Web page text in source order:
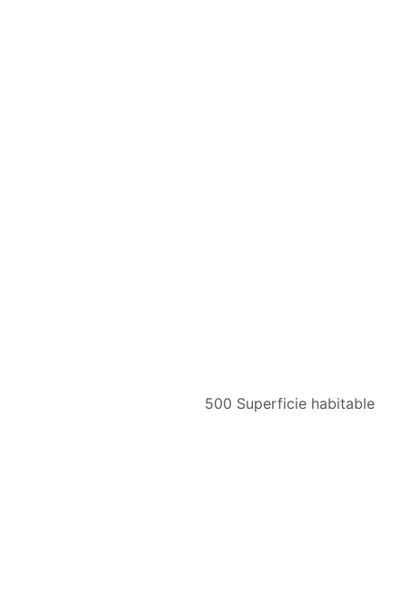
500 Superficie habitable